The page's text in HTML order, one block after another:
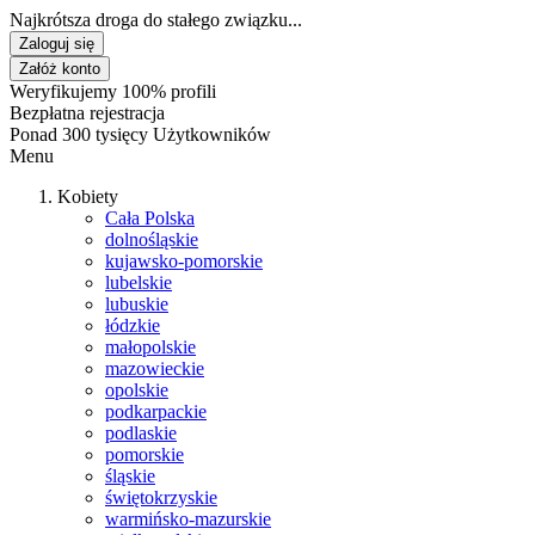
Najkrótsza droga do stałego związku...
Zaloguj się
Załóż konto
Weryfikujemy 100% profili
Bezpłatna rejestracja
Ponad 300 tysięcy Użytkowników
Menu
Kobiety
Cała Polska
dolnośląskie
kujawsko-pomorskie
lubelskie
lubuskie
łódzkie
małopolskie
mazowieckie
opolskie
podkarpackie
podlaskie
pomorskie
śląskie
świętokrzyskie
warmińsko-mazurskie